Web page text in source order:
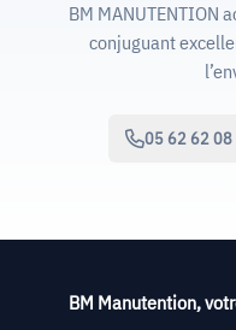
BM MANUTENTION
conjuguant
05 62 62 08
BM Manutention,